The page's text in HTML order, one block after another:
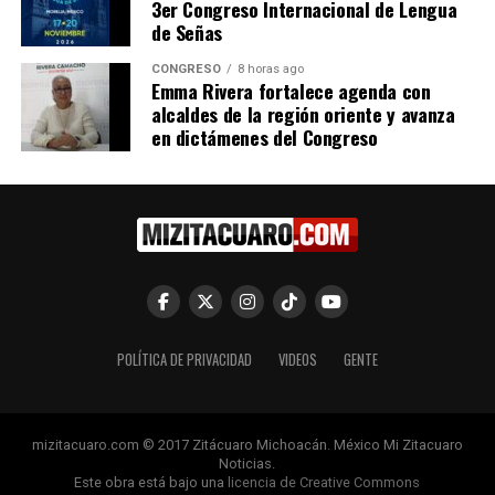
Relacionado
Publican convocatoria de
normales de Michoacán
Por segundo año y sin
garantizó ingreso a Escuelas
Normales
En "Michoacán"
Sin adeudos a las escuelas
Michoacán
3er Congreso Internacional de Lengua
de Señas
CONGRESO 8 horas ago
Emma Rivera fortalece agenda con
alcaldes de la región oriente y avanza
en dictámenes del Congreso
POLÍTICA DE PRIVACIDAD VIDEOS GENTE
mizitacuaro.com © 2017 Zitácuaro Michoacán. México Mi Zitacuaro
Noticias.
Este obra está bajo una licencia de Creative Commons